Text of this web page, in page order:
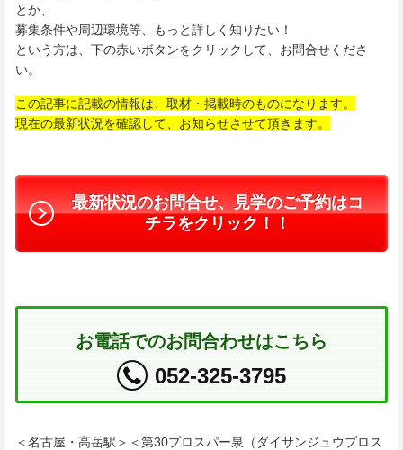
とか、
募集条件や周辺環境等、もっと詳しく知りたい！
という方は、下の赤いボタンをクリックして、お問合せくださ
い。
この記事に記載の情報は、取材・掲載時のものになります。
現在の最新状況を確認して、お知らせさせて頂きます。
最新状況のお問合せ、見学のご予約はコ
チラをクリック！！
お電話でのお問合わせはこちら
052-325-3795
＜名古屋・高岳駅＞＜第30プロスパー泉（ダイサンジュウプロス